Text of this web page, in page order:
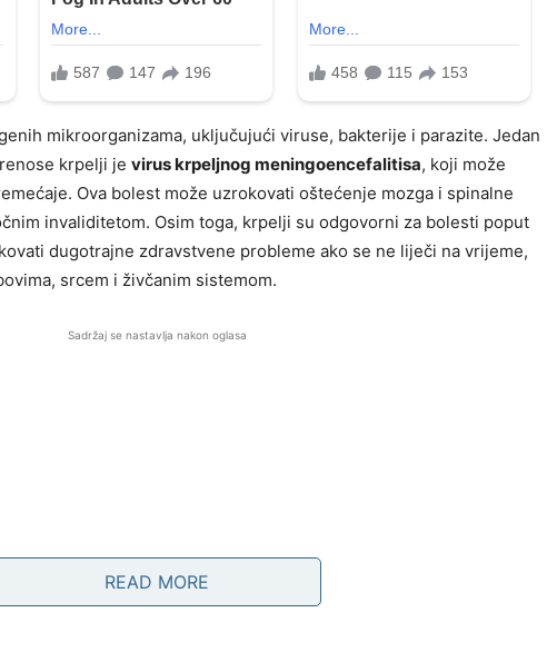
mikroorganizama, uključujući viruse, bakterije i parazite. Jedan
krpelji je virus krpeljnog meningoencefalitisa, koji može
Ova bolest može uzrokovati oštećenje mozga i spinalne
invaliditetom. Osim toga, krpelji su odgovorni za bolesti poput
dugotrajne zdravstvene probleme ako se ne liječi na vrijeme,
srcem i živčanim sistemom.
Sadržaj se nastavlja nakon oglasa
READ MORE